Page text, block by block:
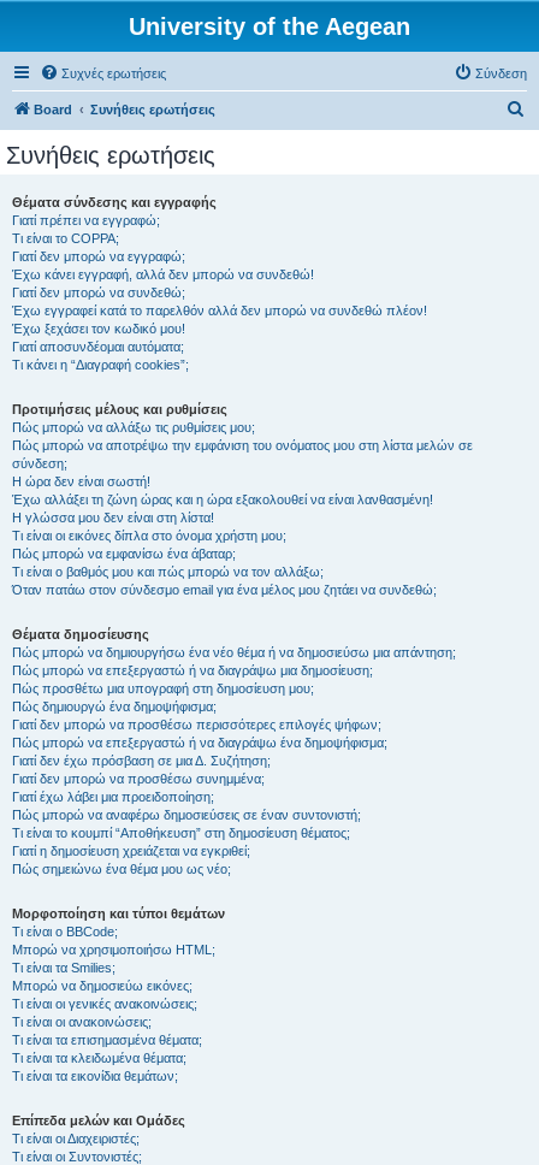
University of the Aegean
Συχνές ερωτήσεις Σύνδεση
Board Συνήθεις ερωτήσεις
Συνήθεις ερωτήσεις
Θέματα σύνδεσης και εγγραφής
Γιατί πρέπει να εγγραφώ;
Τι είναι το COPPA;
Γιατί δεν μπορώ να εγγραφώ;
Έχω κάνει εγγραφή, αλλά δεν μπορώ να συνδεθώ!
Γιατί δεν μπορώ να συνδεθώ;
Έχω εγγραφεί κατά το παρελθόν αλλά δεν μπορώ να συνδεθώ πλέον!
Έχω ξεχάσει τον κωδικό μου!
Γιατί αποσυνδέομαι αυτόματα;
Τι κάνει η “Διαγραφή cookies”;
Προτιμήσεις μέλους και ρυθμίσεις
Πώς μπορώ να αλλάξω τις ρυθμίσεις μου;
Πώς μπορώ να αποτρέψω την εμφάνιση του ονόματος μου στη λίστα μελών σε
σύνδεση;
Η ώρα δεν είναι σωστή!
Έχω αλλάξει τη ζώνη ώρας και η ώρα εξακολουθεί να είναι λανθασμένη!
Η γλώσσα μου δεν είναι στη λίστα!
Τι είναι οι εικόνες δίπλα στο όνομα χρήστη μου;
Πώς μπορώ να εμφανίσω ένα άβαταρ;
Τι είναι ο βαθμός μου και πώς μπορώ να τον αλλάξω;
Όταν πατάω στον σύνδεσμο email για ένα μέλος μου ζητάει να συνδεθώ;
Θέματα δημοσίευσης
Πώς μπορώ να δημιουργήσω ένα νέο θέμα ή να δημοσιεύσω μια απάντηση;
Πώς μπορώ να επεξεργαστώ ή να διαγράψω μια δημοσίευση;
Πώς προσθέτω μια υπογραφή στη δημοσίευση μου;
Πώς δημιουργώ ένα δημοψήφισμα;
Γιατί δεν μπορώ να προσθέσω περισσότερες επιλογές ψήφων;
Πώς μπορώ να επεξεργαστώ ή να διαγράψω ένα δημοψήφισμα;
Γιατί δεν έχω πρόσβαση σε μια Δ. Συζήτηση;
Γιατί δεν μπορώ να προσθέσω συνημμένα;
Γιατί έχω λάβει μια προειδοποίηση;
Πώς μπορώ να αναφέρω δημοσιεύσεις σε έναν συντονιστή;
Τι είναι το κουμπί “Αποθήκευση” στη δημοσίευση θέματος;
Γιατί η δημοσίευση χρειάζεται να εγκριθεί;
Πώς σημειώνω ένα θέμα μου ως νέο;
Μορφοποίηση και τύποι θεμάτων
Τι είναι ο BBCode;
Μπορώ να χρησιμοποιήσω HTML;
Τι είναι τα Smilies;
Μπορώ να δημοσιεύω εικόνες;
Τι είναι οι γενικές ανακοινώσεις;
Τι είναι οι ανακοινώσεις;
Τι είναι τα επισημασμένα θέματα;
Τι είναι τα κλειδωμένα θέματα;
Τι είναι τα εικονίδια θεμάτων;
Επίπεδα μελών και Ομάδες
Τι είναι οι Διαχειριστές;
Τι είναι οι Συντονιστές;